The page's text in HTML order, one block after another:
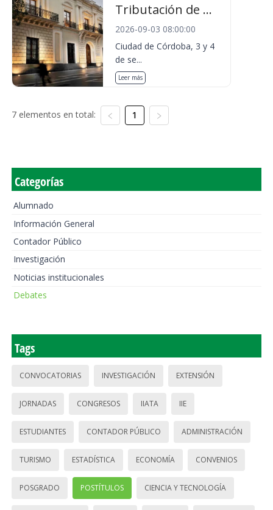
Tributación de ...
2026-09-03 08:00:00
Ciudad de Córdoba, 3 y 4
de se...
Leer más
7 elementos en total: 1
Categorías
Alumnado
Información General
Contador Público
Investigación
Noticias institucionales
Debates
Tags
CONVOCATORIAS INVESTIGACIÓN EXTENSIÓN
JORNADAS CONGRESOS IIATA IIE
ESTUDIANTES CONTADOR PÚBLICO ADMINISTRACIÓN
TURISMO ESTADÍSTICA ECONOMÍA CONVENIOS
POSGRADO POSTÍTULOS CIENCIA Y TECNOLOGÍA